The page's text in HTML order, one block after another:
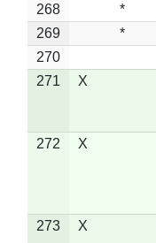
268 *
269
*
270
271
X
272 X
273 X